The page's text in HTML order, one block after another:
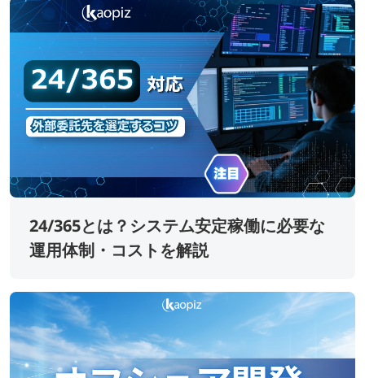
24/365とは？システム安定稼働に必要な
運用体制・コストを解説